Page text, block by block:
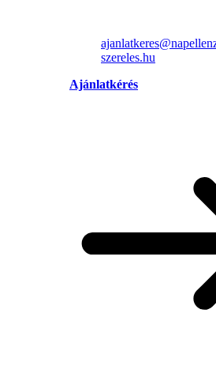
szereles.hu
Ajánlatkérés